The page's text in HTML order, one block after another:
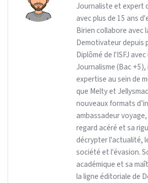
Journaliste et expert
avec plus de 15 ans
Birien collabore avec
Demotivateur depuis
Diplômé de l'ISFJ
Journalisme (Bac
expertise au sein de
que Melty et
nouveaux formats
ambassadeur
regard acéré et sa
décrypter l'actualité,
société et l'évasion.
académique et sa
la ligne éditoriale de